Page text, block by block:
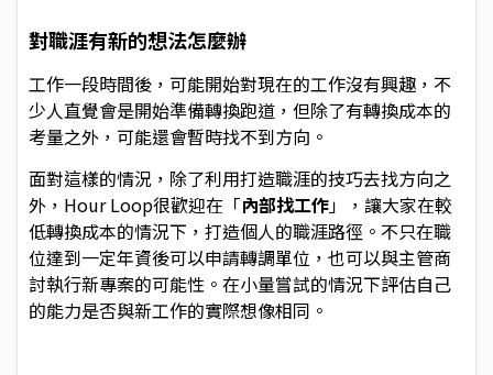
對職涯有新的想法怎麼辦
工作一段時間後，可能開始對現在的工作沒有興趣，不
少人直覺會是開始準備轉換跑道，但除了有轉換成本的
考量之外，可能還會暫時找不到方向。
面對這樣的情況，除了利用打造職涯的技巧去找方向之
外，Hour Loop很歡迎在「內部找工作」，讓大家在較
低轉換成本的情況下，打造個人的職涯路徑。不只在職
位達到一定年資後可以申請轉調單位，也可以與主管商
討執行新專案的可能性。在小量嘗試的情況下評估自己
的能力是否與新工作的實際想像相同。